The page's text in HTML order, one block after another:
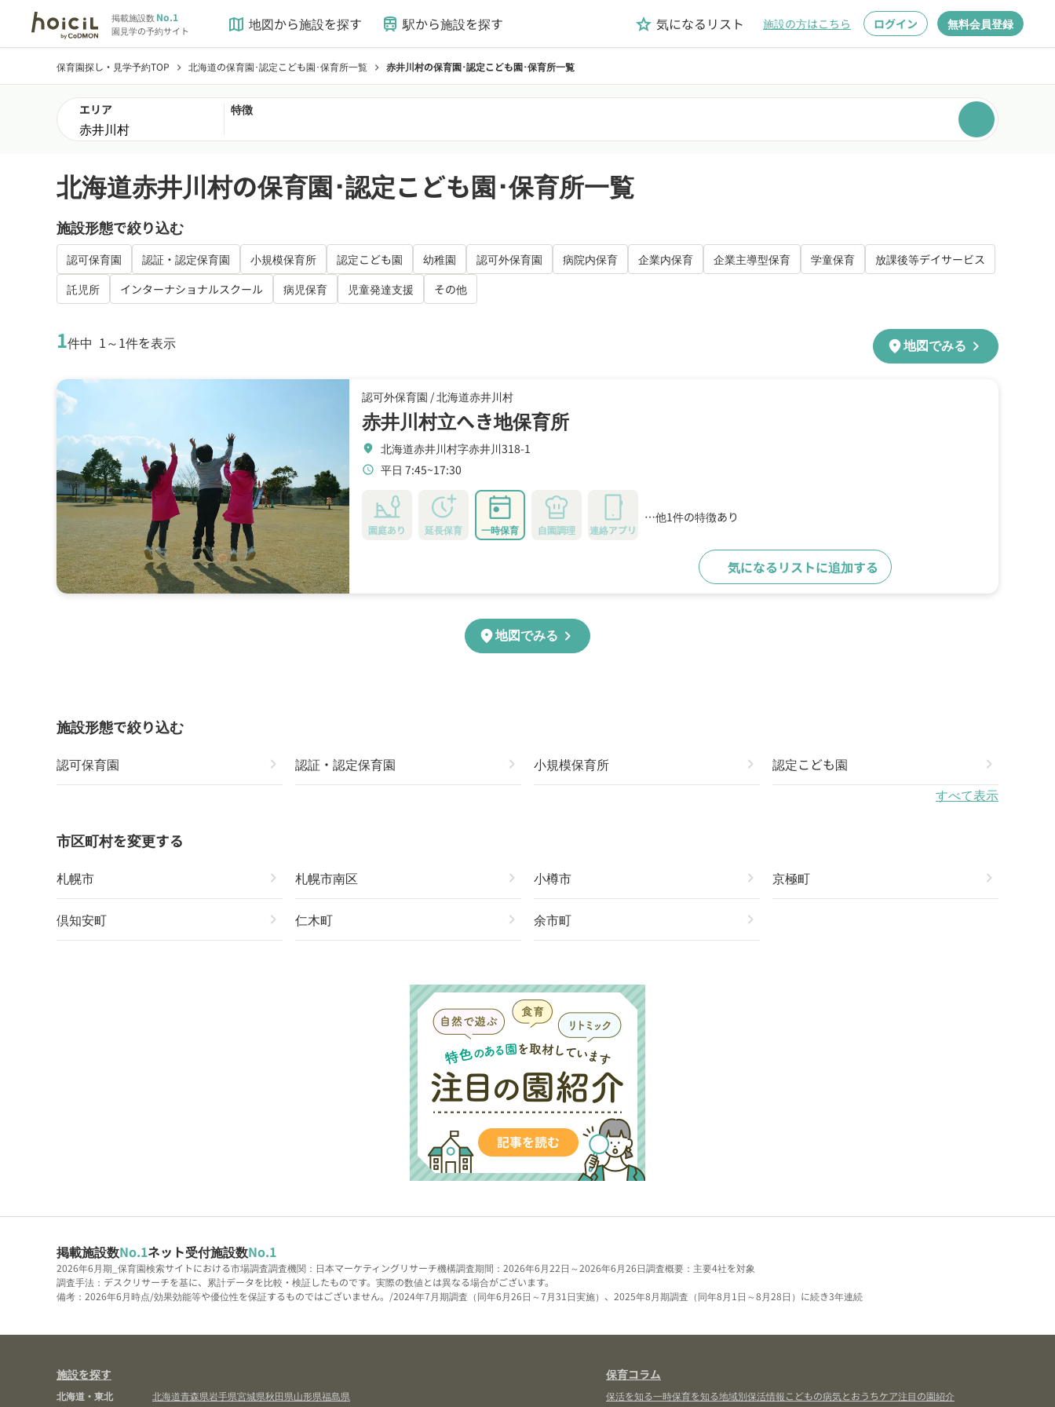
掲載施設数No.1
園見学の予約サイト map 地図から施設を探す train 駅から施設を探す grade 気になるリスト 施設の方はこちら ログイン 無料会員登録
保育園探し・見学予約TOP chevron_right 北海道の保育園･認定こども園･保育所一覧 chevron_right 赤井川村の保育園･認定こども園･保育所一覧
エリア 特徴
北海道赤井川村の保育園･認定こども園･保育所一覧
施設形態で絞り込む
認可保育園 認証・認定保育園 小規模保育所 認定こども園 幼稚園 認可外保育園 病院内保育 企業内保育 企業主導型保育 学童保育
放課後等デイサービス
託児所
インターナショナルスクール 病児保育 児童発達支援 その他
1件中 1～1件を表示 location_on地図でみる chevron_right
認可外保育園 /北海道赤井川村
赤井川村立へき地保育所
location_on 北海道赤井川村字赤井川318-1
schedule 平日 7:45~17:30
園庭あり 延長保育 一時保育 自園調理 連絡アプリ
…他1件の特徴あり
気になるリストに追加する
location_on地図でみる chevron_right
施設形態で絞り込む
認可保育園 chevron_right 認証・認定保育園 chevron_right 小規模保育所 chevron_right 認定こども園 chevron_right
すべて表示
市区町村を変更する
札幌市 chevron_right 札幌市南区 chevron_right 小樽市 chevron_right 京極町 chevron_right
倶知安町 chevron_right 仁木町 chevron_right 余市町 chevron_right
掲載施設数No.1ネット受付施設数No.1
2026年6月期_保育園検索サイトにおける市場調査調査機関：日本マーケティングリサーチ機構調査期間：2026年6月22日～2026年6月26日調査概要：主要4社を対象
調査手法：デスクリサーチを基に、累計データを比較・検証したものです。実際の数値とは異なる場合がございます。
備考：2026年6月時点/効果効能等や優位性を保証するものではございません。/2024年7月期調査（同年6月26日～7月31日実施）、2025年8月期調査（同年8月1日～8月28日）に続き3年連続
施設を探す
北海道・東北 北海道青森県岩手県宮城県秋田県山形県福島県
保育コラム
保活を知る一時保育を知る地域別保活情報こどもの病気とおうちケア注目の園紹介